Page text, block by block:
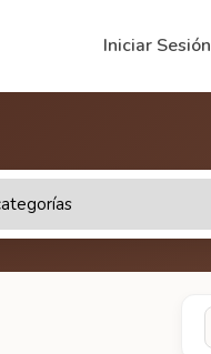
Iniciar Sesión